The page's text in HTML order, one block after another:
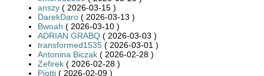
anszy ( 2026-03-15 )
DarekDaro ( 2026-03-13 )
Bwoah ( 2026-03-10 )
ADRIAN GRABQ ( 2026-03-03 )
transformed1535 ( 2026-03-01 )
Antonina Biczak ( 2026-02-28 )
Zefirek ( 2026-02-28 )
Piotti ( 2026-02-09 )